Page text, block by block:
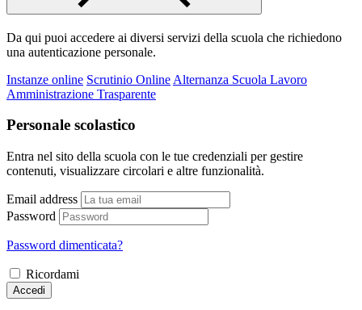
Da qui puoi accedere ai diversi servizi della scuola che richiedono
una autenticazione personale.
Instanze online Scrutinio Online Alternanza Scuola Lavoro
Amministrazione Trasparente
Personale scolastico
Entra nel sito della scuola con le tue credenziali per gestire
contenuti, visualizzare circolari e altre funzionalità.
Email address
Password
Password dimenticata?
Ricordami
Accedi